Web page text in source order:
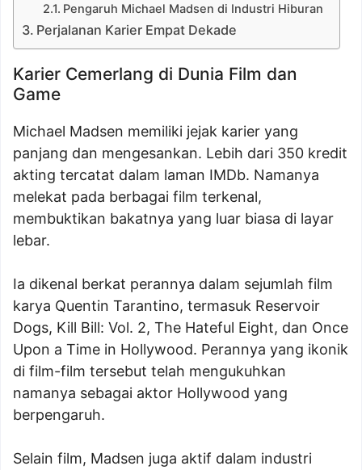
Pengaruh Michael Madsen di Industri Hiburan
Perjalanan Karier Empat Dekade
Karier Cemerlang di Dunia Film dan
Game
Michael Madsen memiliki jejak karier yang
panjang dan mengesankan. Lebih dari 350 kredit
akting tercatat dalam laman IMDb. Namanya
melekat pada berbagai film terkenal,
membuktikan bakatnya yang luar biasa di layar
lebar.
Ia dikenal berkat perannya dalam sejumlah film
karya Quentin Tarantino, termasuk Reservoir
Dogs, Kill Bill: Vol. 2, The Hateful Eight, dan Once
Upon a Time in Hollywood. Perannya yang ikonik
di film-film tersebut telah mengukuhkan
namanya sebagai aktor Hollywood yang
berpengaruh.
Selain film, Madsen juga aktif dalam industri